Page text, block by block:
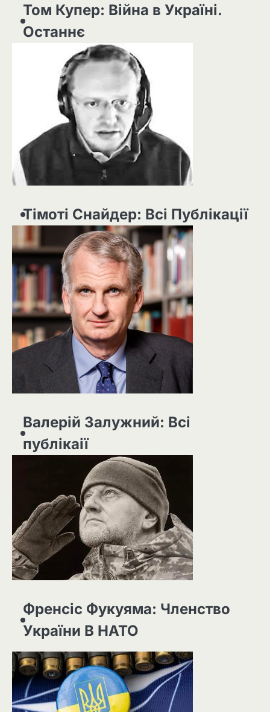
Том Купер: Війна в Україні.
Останнє
Тімоті Снайдер: Всі Публікації
Валерій Залужний: Всі
публікаії
Френсіс Фукуяма: Членство
України В НАТО